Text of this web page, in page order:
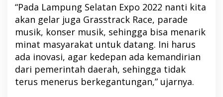
“Pada Lampung Selatan Expo 2022 nanti kita
akan gelar juga Grasstrack Race, parade
musik, konser musik, sehingga bisa menarik
minat masyarakat untuk datang. Ini harus
ada inovasi, agar kedepan ada kemandirian
dari pemerintah daerah, sehingga tidak
terus menerus berkegantungan,” ujarnya.